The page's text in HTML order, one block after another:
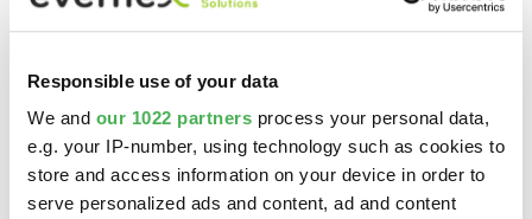
Responsible use of your data
We and our 1022 partners process your personal data,
e.g. your IP-number, using technology such as cookies to
store and access information on your device in order to
serve personalized ads and content, ad and content